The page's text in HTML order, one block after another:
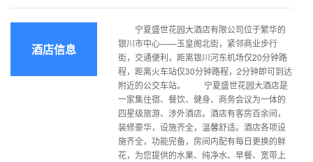
酒店信息
宁夏盛世花园大酒店有限公司位于繁华的
银川市中心——玉皇阁北街，紧邻商业步行
街，交通便利，距离银川河东机场仅20分钟路
程，距离火车站仅30分钟路程，2分钟即可到达
附近的公交车站。 宁夏盛世花园大酒店是
一家集住宿、餐饮、健身、商务会议为一体的
四星级旅游、涉外酒店。酒店有客房百余间，
装修豪华，设施齐全，温馨舒适。酒店各项设
施齐全，功能完备，房间内配有每日更换的鲜
花，为您提供的水果、纯净水、早餐、宽带上